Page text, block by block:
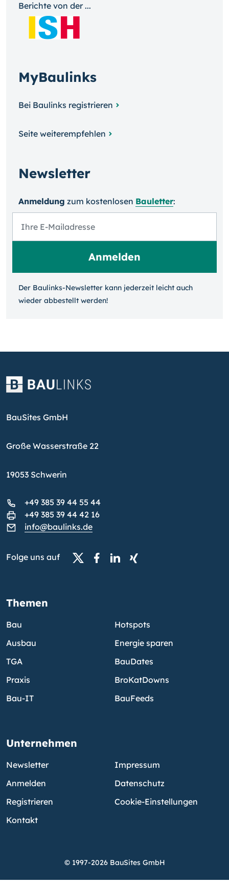
Berichte von der ...
MyBaulinks
Bei Baulinks registrieren
Seite weiterempfehlen
Newsletter
Anmeldung zum kosten­losen Bauletter:
Der Baulinks-Newsletter kann jeder­zeit leicht auch
wieder ab­bestellt werden!
BauSites GmbH
Große Wasserstraße 22
19053 Schwerin
+49 385 39 44 55 44
+49 385 39 44 42 16
info@baulinks.de
Folge uns auf
Themen
Bau
Ausbau
TGA
Praxis
Bau-IT
Hotspots
Energie sparen
BauDates
BroKatDowns
BauFeeds
Unternehmen
Newsletter
Anmelden
Registrieren
Kontakt
Impressum
Datenschutz
Cookie-Einstellungen
© 1997-2026 BauSites GmbH